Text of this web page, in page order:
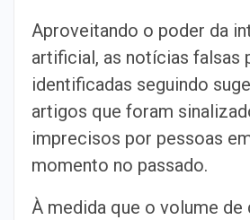
Aproveitando o poder da
artificial, as notícias falsas
identificadas seguindo
artigos que foram
imprecisos por pessoas
momento no passado.
À medida que o volume de